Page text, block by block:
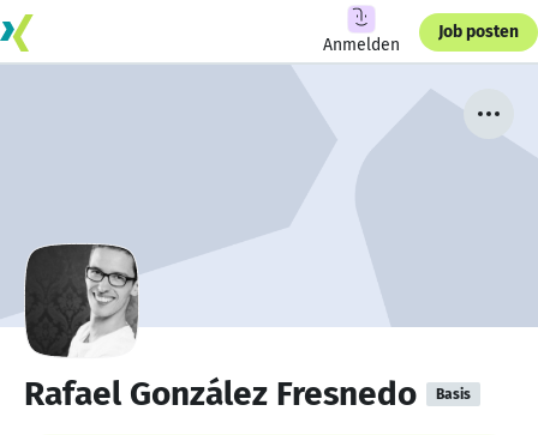
Anmelden
Job posten
Rafael González Fresnedo Basis